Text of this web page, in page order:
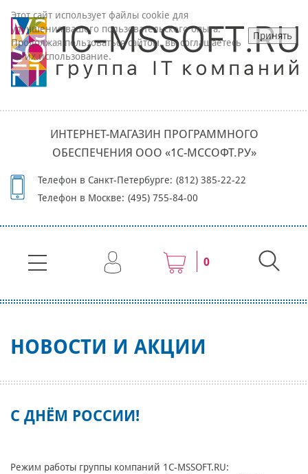
ИНТЕРНЕТ-МАГАЗИН ПРОГРАММНОГО
ОБЕСПЕЧЕНИЯ ООО «1С-МССОФТ.РУ»
Телефон в Санкт-Петербурге: (812) 385-22-22
Телефон в Москве: (495) 755-84-00
0
НОВОСТИ И АКЦИИ
С ДНЁМ РОССИИ!
Режим работы группы компаний 1C-MSSOFT.RU:
Этот сайт использует файлы cookie для
улучшения вашего пользовательского опыта.
Продолжая пользоваться сайтом, вы соглашаетесь
на их использование.
Принять